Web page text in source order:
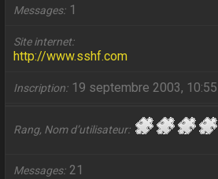
Messages 1
Site internet
http://www.sshf.com
Inscription 19 septembre 2003, 10:55
Rang, Nom d’utilisateur
Messages 21